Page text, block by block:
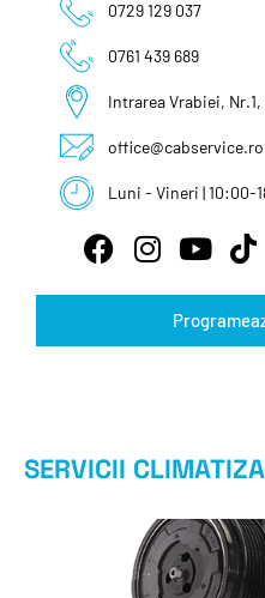
0729 129 037
0761 439 689
Intrarea Vrabiei,
office@cabservice.ro
Luni - Vineri | 10:00-
SERVICII